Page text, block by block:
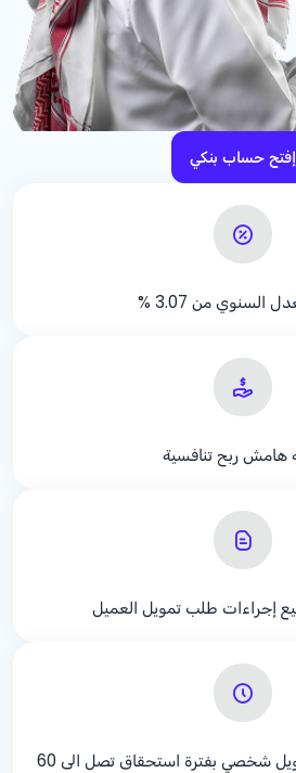
إفتح حساب بنكي
السنوي من % 3.07
هامش ربح تنافسية
إجراءات طلب تمويل العميل
يمكنك الحصول على تمويل شخصي بفترة استحقاق تصل الى 60